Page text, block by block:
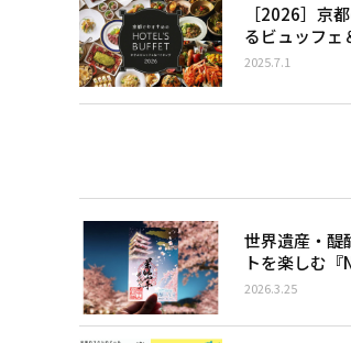
［2026］京
るビュッフェ
2025.7.1
世界遺産・醍
トを楽しむ『
2026.3.25